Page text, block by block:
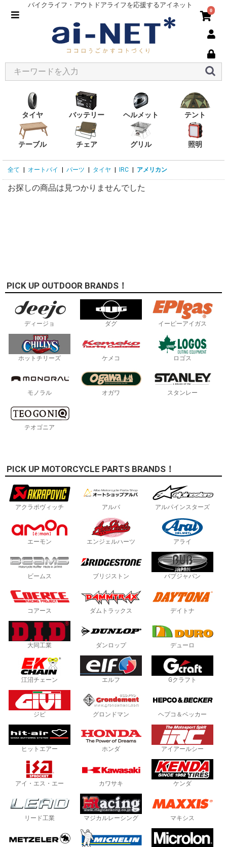
バイクライフ・アウトドアライフを応援するアイネット
0
タイヤ バッテリー ヘルメット テント
テーブル チェア グリル 照明
全て オートバイ パーツ タイヤ IRC アメリカン
お探しの商品は見つかりませんでした
PICK UP OUTDOOR BRANDS！
ディージョ ダグ イーピーアイガス
ホットチリーズ ケメコ ロゴス
モノラル オガワ スタンレー
テオゴニア
PICK UP MOTORCYCLE PARTS BRANDS！
アクラポヴィッチ アルバ アルパインスターズ
エーモン エンジェルハーツ アライ
ビームス ブリジストン バブジャパン
コアース ダムトラックス デイトナ
大同工業 ダンロップ デューロ
江沼チェーン エルフ Gクラフト
ジビ グロンドマン ヘプコ＆ベッカー
ヒットエアー ホンダ アイアールシー
アイ・エス・エー カワサキ ケンダ
リード工業 マジカルレーシング マキシス